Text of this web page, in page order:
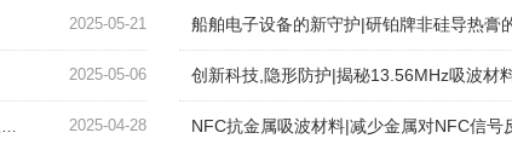
2025-05-21 船舶电子设备的新守护|研铂牌非硅导热膏的创
2025-05-06 创新科技,隐形防护|揭秘13.56MHz吸波材
2025-04-28 NFC抗金属吸波材料|减少金属对NFC信号反射的